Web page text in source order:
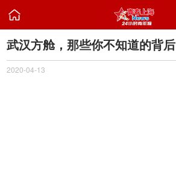

武汉方舱，那些你不知道的背后
2020-04-13